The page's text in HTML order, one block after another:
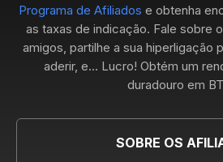
Programa de Afiliados e obtenha
as taxas de indicação. Fale sobre
amigos, partilhe a sua hiperligação
aderir, e... Lucro! Obtém um
duradouro em
SOBRE OS